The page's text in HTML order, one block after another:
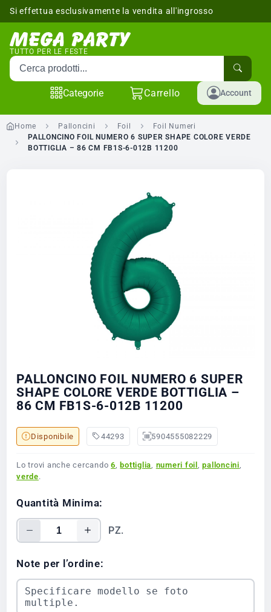
Si effettua esclusivamente la vendita all'ingrosso
TUTTO PER LE FESTE
Cerca prodotti
Categorie Carrello Account
Home Palloncini Foil
Foil Numeri
PALLONCINO FOIL NUMERO 6 SUPER SHAPE COLORE VERDE
BOTTIGLIA – 86 CM FB1S-6-012B 11200
PALLONCINO FOIL NUMERO 6 SUPER
SHAPE COLORE VERDE BOTTIGLIA –
86 CM FB1S-6-012B 11200
Disponibile 44293 5904555082229
Lo trovi anche cercando6, bottiglia, numeri foil ,palloncini,
verde.
Quantità Minima:
PZ.
Note per l’ordine: